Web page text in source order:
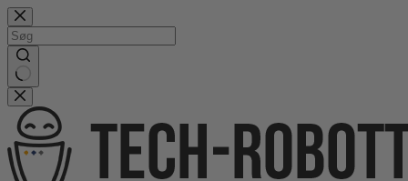
Gå
videre
til
indhold
No
results